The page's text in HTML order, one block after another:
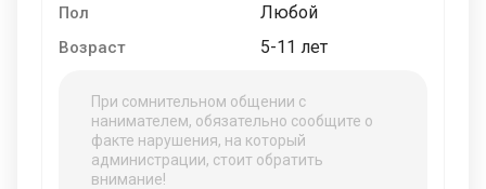
Пол Любой
Возраст 5-11 лет
При сомнительном общении с
нанимателем, обязательно сообщите о
факте нарушения, на который
администрации, стоит обратить
внимание!